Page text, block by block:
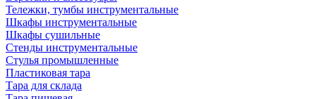
Тележки, тумбы инструментальные
Шкафы инструментальные
Шкафы сушильные
Стенды инструментальные
Cтулья промышленные
Пластиковая тара
Тара для склада